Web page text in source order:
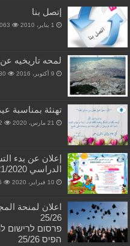
إتصل بنا
1 يناير، 2010
لمحه تاريخيه
9 أكتوبر، 2016
تهنئة بمناسبة
21 مارس، 2020
إعلان عن بدء
الدراسي 2021/2020
10 فبراير، 2020
اعلان لمنحة
25/26
פרסום לרישום
הפיס 25/26